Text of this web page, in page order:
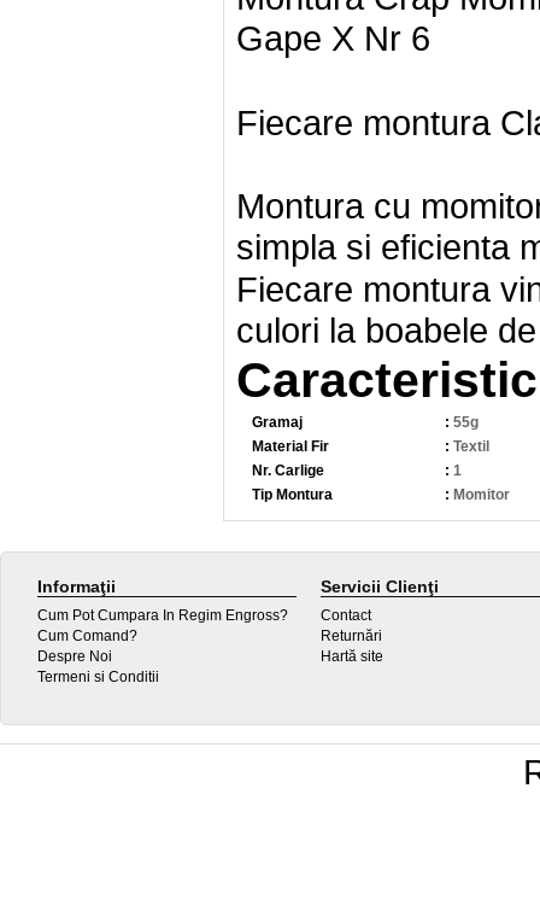
Gape X Nr 6
Fiecare montura
Montura cu
simpla si eficienta
Fiecare montura
culori la boabele
Gramaj : 55g
Material Fir
: Textil
Nr. Carlige
: 1
Tip Montura
: Momitor
Informaţii
Cum Pot Cumpara In Regim Engross?
Cum Comand?
Despre Noi
Termeni si Conditii
Servicii Clienţi
Contact
Returnări
Hartă site